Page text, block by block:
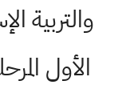
الأول